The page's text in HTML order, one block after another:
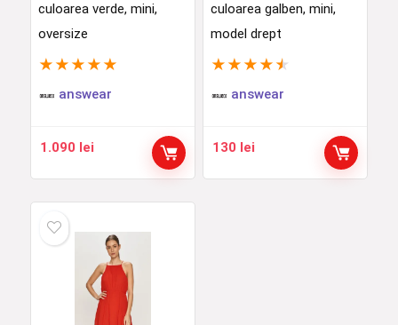
culoarea verde, mini,
oversize
★ ★ ★ ★ ★
answear
1.090 lei
culoarea galben, mini,
model drept
★ ★ ★ ★ ★
answear
130 lei